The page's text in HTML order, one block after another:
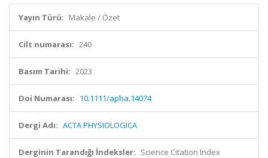
Yayın Türü: Makale / Özet
Cilt numarası: 240
Basım Tarihi: 2023
Doi Numarası: 10.1111/apha.14074
Dergi Adı: ACTA PHYSIOLOGICA
Derginin Tarandığı İndeksler: Science Citation Index